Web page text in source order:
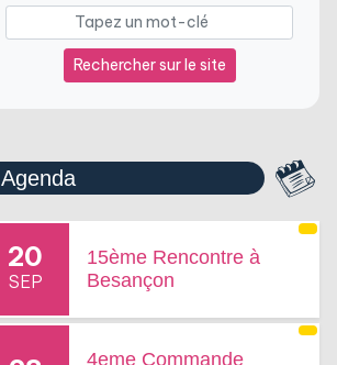
Rechercher sur le site
Agenda
20
SEP
15ème Rencontre à
Besançon
4eme Commande